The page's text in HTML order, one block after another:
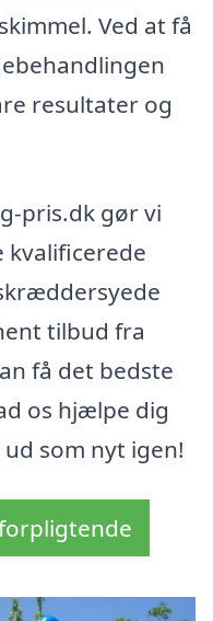
Ved at få
resultater og
pris.dk gør vi
tilbud fra
få det bedste
os hjælpe dig
som nyt igen!